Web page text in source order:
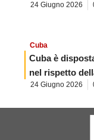
24 Giugno 2026
Cuba
Cuba è
nel rispetto
24 Giugno 2026